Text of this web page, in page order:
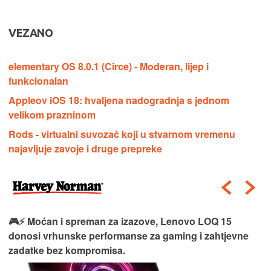
VEZANO
elementary OS 8.0.1 (Circe) - Moderan, lijep i
funkcionalan
Appleov iOS 18: hvaljena nadogradnja s jednom
velikom prazninom
Rods - virtualni suvozač koji u stvarnom vremenu
najavljuje zavoje i druge prepreke
🎮⚡ Moćan i spreman za izazove, Lenovo LOQ 15
donosi vrhunske performanse za gaming i zahtjevne
zadatke bez kompromisa.